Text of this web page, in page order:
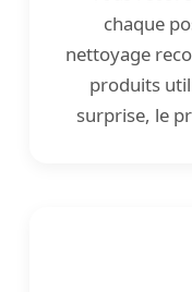
chaque
nettoyage
produits
surprise, le